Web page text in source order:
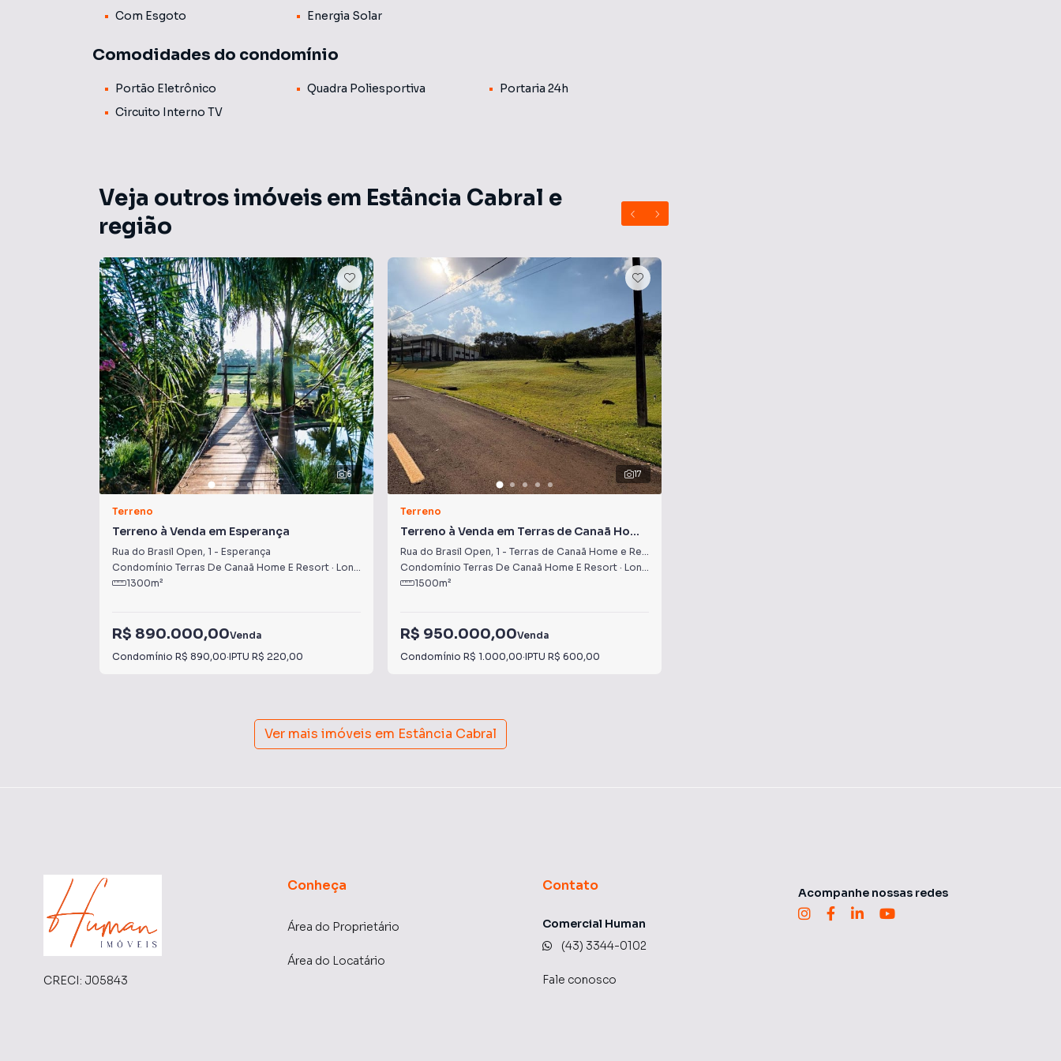
Com Esgoto
Energia Solar
Comodidades do condomínio
Portão Eletrônico Quadra Poliesportiva
Portaria 24h
Circuito Interno TV
Veja outros imóveis em Estância Cabral e
região
6
Terreno
Terreno à Venda em Esperança
Rua do Brasil Open, 1 - Esperança
Condomínio Terras De Canaã Home E Resort · Londrina
1300m²
R$ 890.000,00Venda
Condomínio R$ 890,00·IPTU R$ 220,00
17
Terreno
Terreno à Venda em Terras de Canaã Home
e Resort
Rua do Brasil Open, 1 - Terras de Canaã Home e Resort
Condomínio Terras De Canaã Home E Resort · Londrina
1500m²
R$ 950.000,00Venda
Condomínio R$ 1.000,00·IPTU R$ 600,00
Ver mais imóveis em Estância Cabral
CRECI: J05843
Conheça
Área do Proprietário
Área do Locatário
Contato
Comercial Human
(43) 3344-0102
Fale conosco
Acompanhe nossas redes